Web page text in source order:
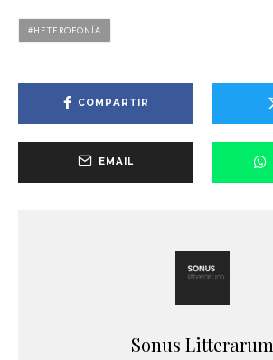
HETEROFONÍA
COMPARTIR
EMAIL
Sonus Litterarum